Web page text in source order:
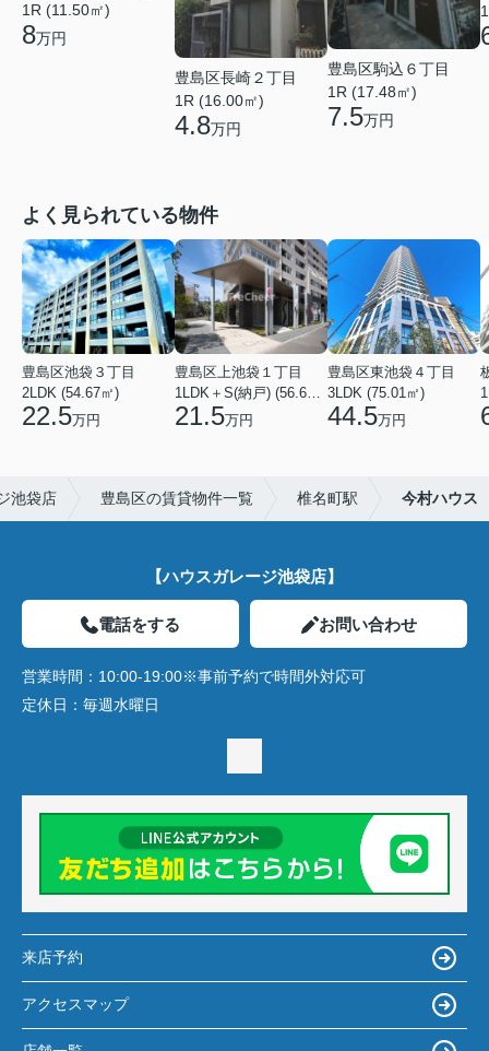
1R (11.50㎡)
8万円
豊島区長崎２丁目
1R (16.00㎡)
4.8万円
豊島区駒込６丁目
1R (17.48㎡)
7.5万円
よく見られている物件
豊島区池袋３丁目
2LDK (54.67㎡)
22.5万円
豊島区上池袋１丁目
21.5万円
豊島区東池袋４丁目
3LDK (75.01㎡)
44.5万円
池袋店 豊島区の賃貸物件一覧 椎名町駅 今村ハウス
【ハウスガレージ池袋店】
電話をする お問い合わせ
営業時間： 10:00-19:00※事前予約で時間外対応可
定休日： 毎週水曜日
来店予約
アクセスマップ